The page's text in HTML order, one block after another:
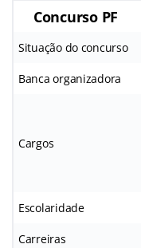
Concurso PF
Situação do concurso
Banca organizadora
Cargos
Escolaridade
Carreiras